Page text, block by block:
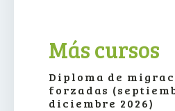
Más cursos
Diploma de
forzadas
diciembre 2026)